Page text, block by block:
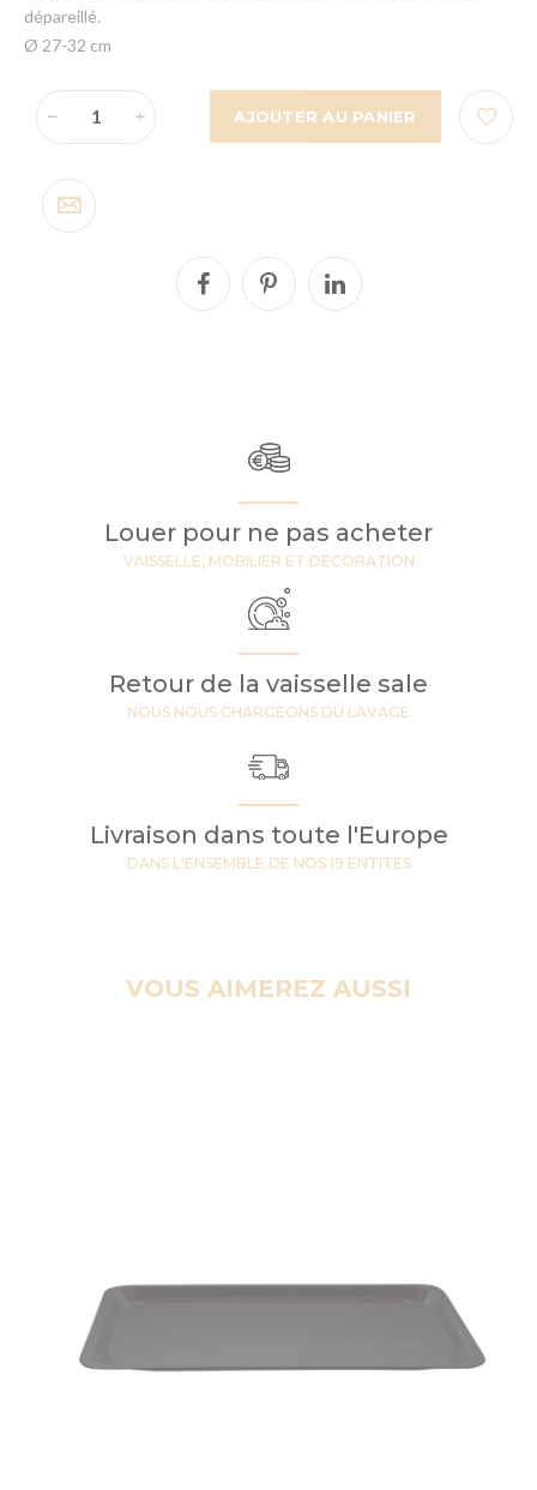
dépareillé.
Ø 27-32 cm
AJOUTER AU PANIER
Louer pour ne pas acheter
VAISSELLE, MOBILIER ET DECORATION
Retour de la vaisselle sale
NOUS NOUS CHARGEONS DU LAVAGE
Livraison dans toute l'Europe
DANS L'ENSEMBLE DE NOS 19 ENTITES
VOUS AIMEREZ AUSSI